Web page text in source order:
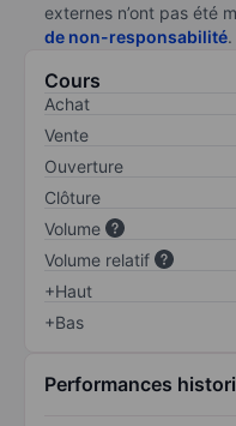
externes n’ont pas été
de non-responsabilité.
Cours
Achat
Vente
Ouverture
Clôture
Volume
Volume relatif
+Haut
+Bas
Performances